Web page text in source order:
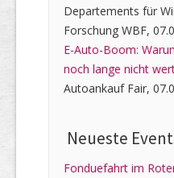
Departements für
Forschung WBF,
E-Auto-Boom:
noch lange nicht
Autoankauf Fair,
Neueste
Fonduefahrt im